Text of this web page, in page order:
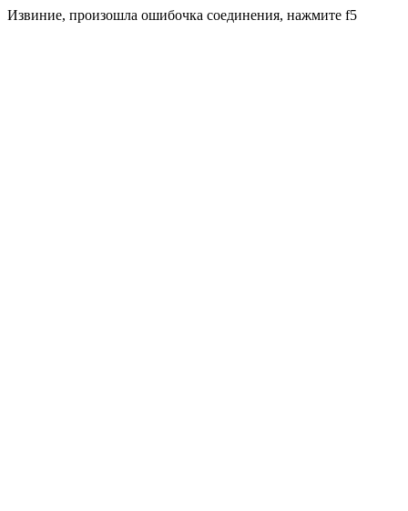
Извиние, произошла ошибочка соединения, нажмите f5